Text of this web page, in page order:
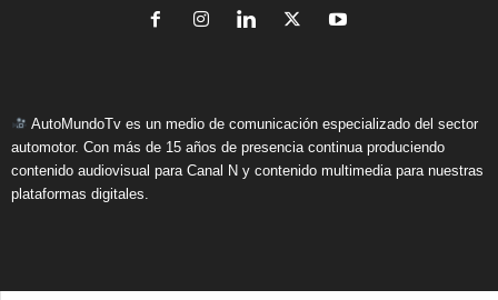
AutoMundoTv es un medio de comunicación especializado del sector
automotor. Con más de 15 años de presencia continua produciendo
contenido audiovisual para Canal N y contenido multimedia para nuestras
plataformas digitales.